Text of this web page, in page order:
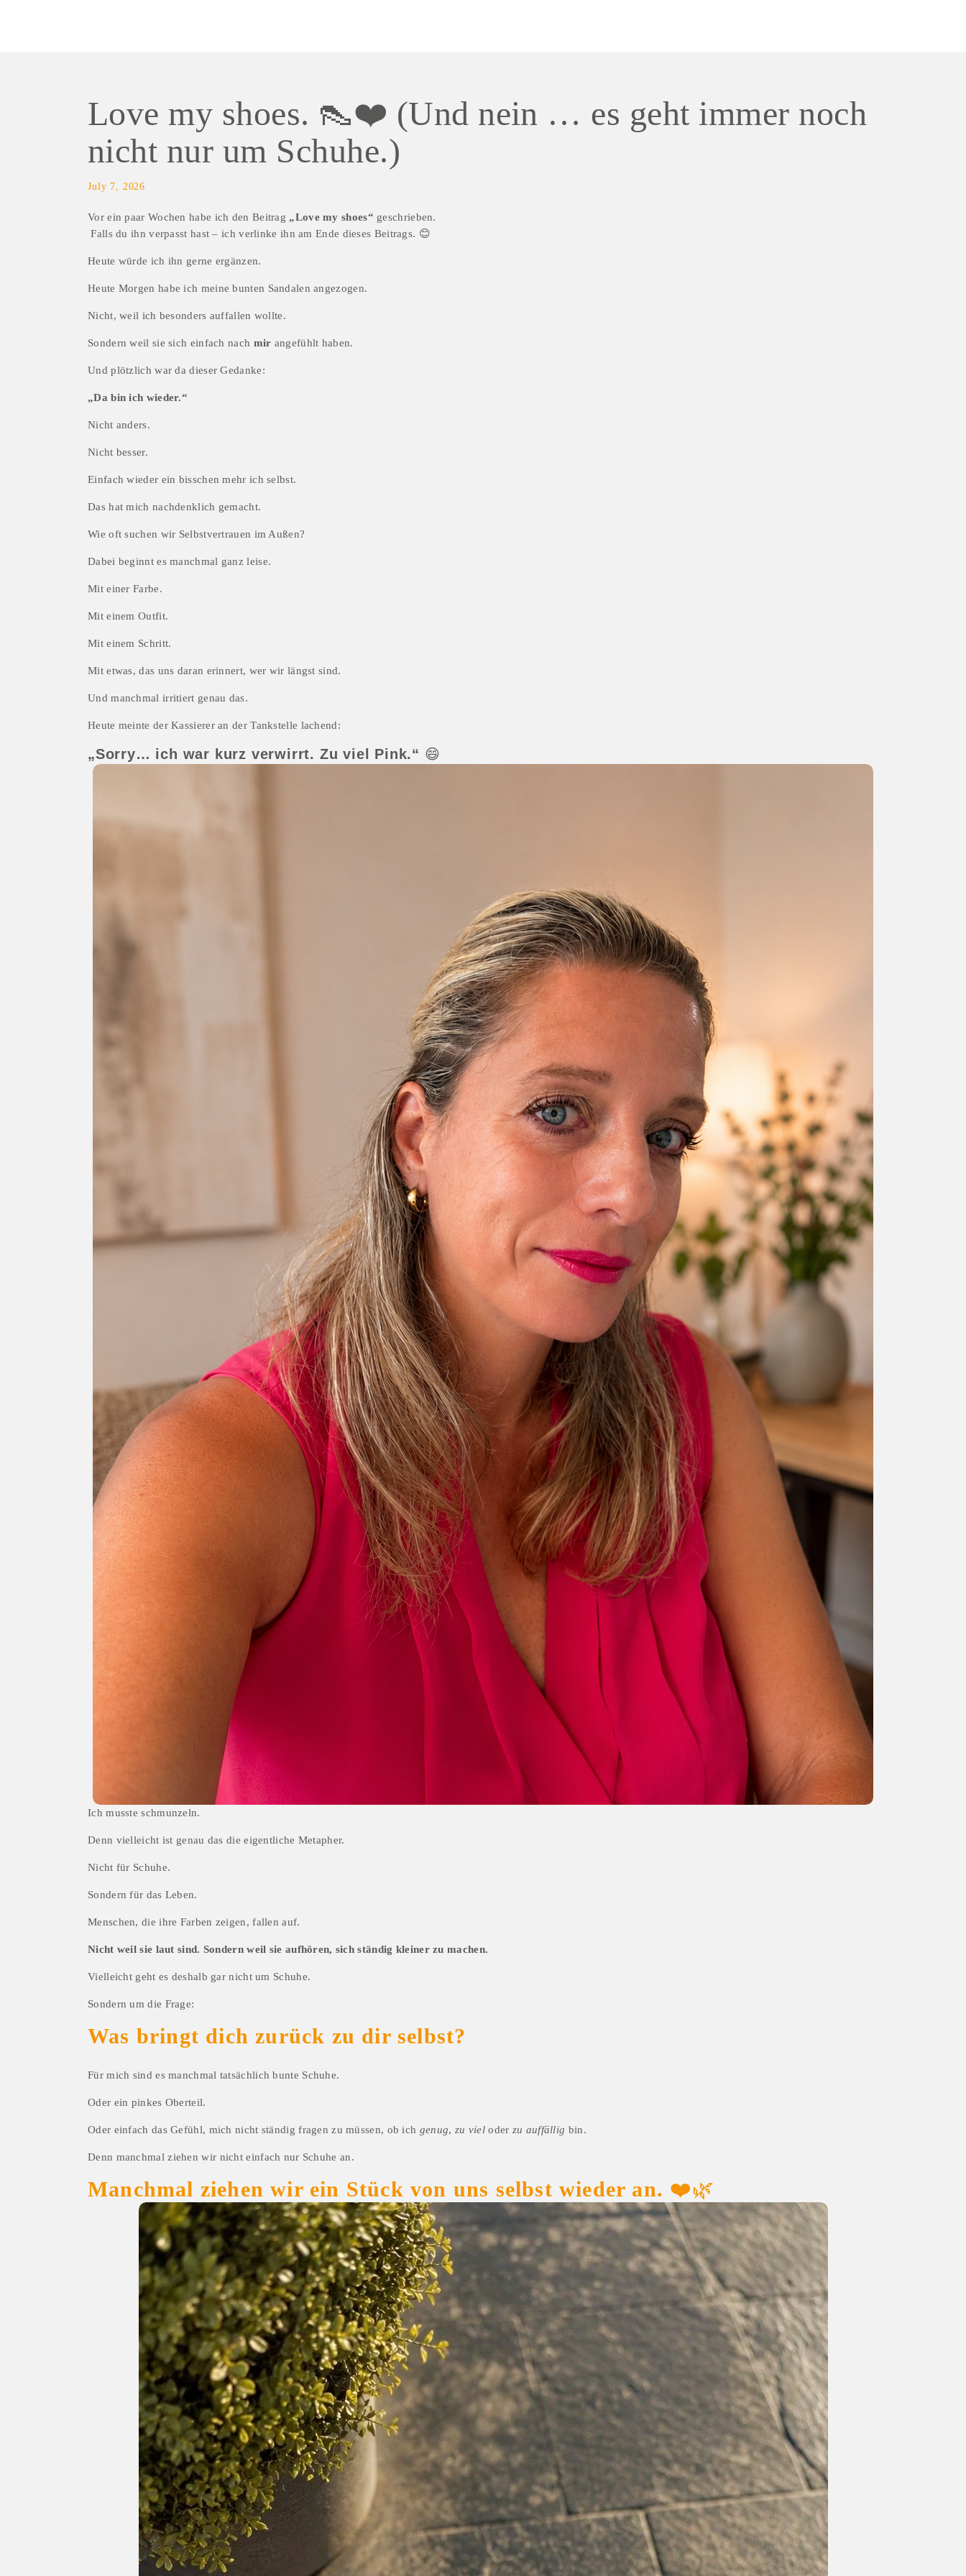
Γ
Love my shoes. 👠❤️ (Und nein … es geht immer noch
nicht nur um Schuhe.)
Vor ein paar Wochen habe ich den Beitrag „Love my shoes“ geschrieben.
Falls du ihn verpasst hast – ich verlinke ihn am Ende dieses Beitrags. 😊
Heute würde ich ihn gerne ergänzen.
Heute Morgen habe ich meine bunten Sandalen angezogen.
Nicht, weil ich besonders auffallen wollte.
Sondern weil sie sich einfach nach mir angefühlt haben.
Und plötzlich war da dieser Gedanke:
„Da bin ich wieder.“
Nicht anders.
Nicht besser.
Einfach wieder ein bisschen mehr ich selbst.
Das hat mich nachdenklich gemacht.
Wie oft suchen wir Selbstvertrauen im Außen?
Dabei beginnt es manchmal ganz leise.
Mit einer Farbe.
Mit einem Outfit.
Mit einem Schritt.
Mit etwas, das uns daran erinnert, wer wir längst sind.
Und manchmal irritiert genau das.
Heute meinte der Kassierer an der Tankstelle lachend:
„Sorry… ich war kurz verwirrt. Zu viel Pink.“ 😄
Ich musste schmunzeln.
Denn vielleicht ist genau das die eigentliche Metapher.
Nicht für Schuhe.
Sondern für das Leben.
Menschen, die ihre Farben zeigen, fallen auf.
Nicht weil sie laut sind. Sondern weil sie aufhören, sich ständig kleiner zu machen.
Vielleicht geht es deshalb gar nicht um Schuhe.
Sondern um die Frage:
Was bringt dich zurück zu dir selbst?
Für mich sind es manchmal tatsächlich bunte Schuhe.
Oder ein pinkes Oberteil.
Oder einfach das Gefühl, mich nicht ständig fragen zu müssen, ob ich genug, zu viel oder zu auffällig bin.
Denn manchmal ziehen wir nicht einfach nur Schuhe an.
Manchmal ziehen wir ein Stück von uns selbst wieder an. ❤️🌿
July 7, 2026